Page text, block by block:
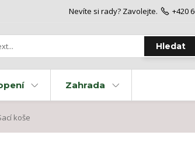
Hledat
Nevíte si rady? Zavolejte. +420
Zahrada
koše